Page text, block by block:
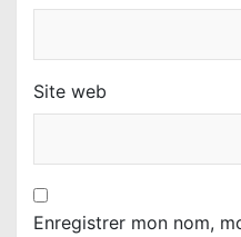
Site web
Enregistrer mon nom,